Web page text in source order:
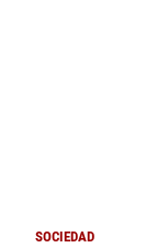
SOCIEDAD